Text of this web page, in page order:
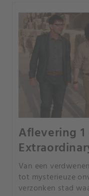
Aflevering 1
Van een
tot mysterieuze
verzonken stad